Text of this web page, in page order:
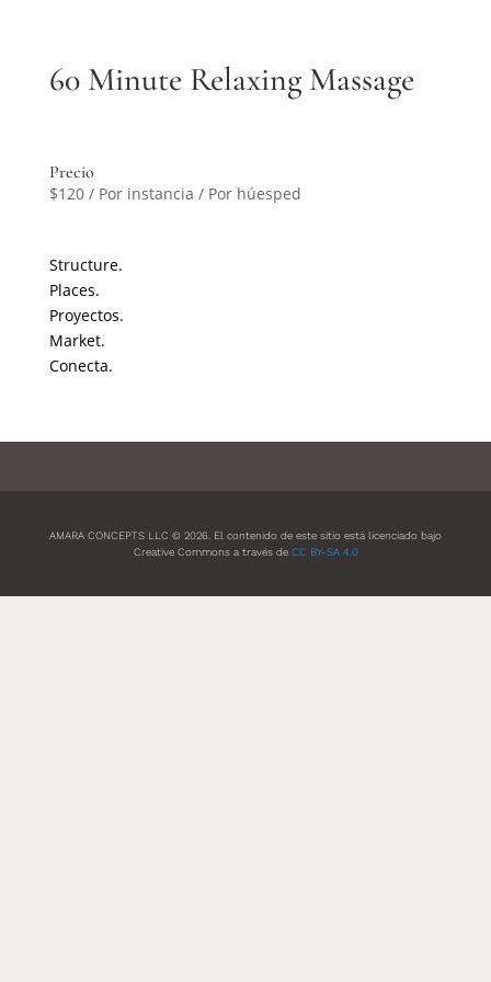
60 Minute Relaxing Massage
Precio
$120/ Por instancia / Por húesped
Structure.
Places.
Proyectos.
Market.
Conecta.
AMARA CONCEPTS LLC © 2026. El contenido de este sitio está licenciado bajo
Creative Commons a través de CC BY-SA 4.0